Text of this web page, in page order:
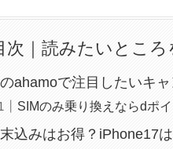
次｜読みたいとこ
ahamoで注目したいキ
SIMのみ乗り換えならdポ
込みはお得？iPhone17